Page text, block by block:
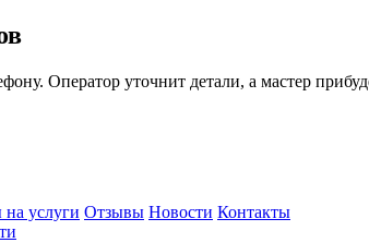
Оператор уточнит детали, а мастер
услуги Отзывы Новости Контакты